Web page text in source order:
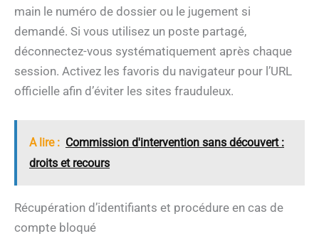
main le numéro de dossier ou le jugement si
demandé. Si vous utilisez un poste partagé,
déconnectez-vous systématiquement après chaque
session. Activez les favoris du navigateur pour l’URL
officielle afin d’éviter les sites frauduleux.
A lire : Commission d'intervention sans découvert :
droits et recours
Récupération d’identifiants et procédure en cas de
compte bloqué